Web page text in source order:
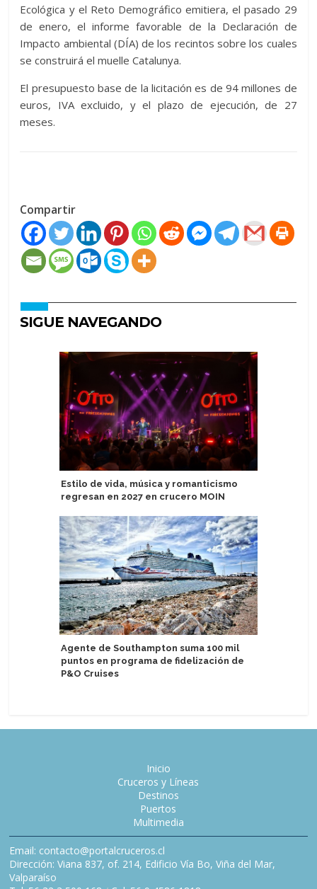
Ecológica y el Reto Demográfico emitiera, el pasado 29
de enero, el informe favorable de la Declaración de
Impacto ambiental (DÍA) de los recintos sobre los cuales
se construirá el muelle Catalunya.
El presupuesto base de la licitación es de 94 millones de
euros, IVA excluido, y el plazo de ejecución, de 27
meses.
Compartir
SIGUE NAVEGANDO
Estilo de vida, música y romanticismo
regresan en 2027 en crucero MOIN
Agente de Southampton suma 100 mil
puntos en programa de fidelización de
P&O Cruises
Inicio
Cruceros y Líneas
Destinos
Puertos
Multimedia
Email: contacto@portalcruceros.cl
Dirección: Viana 837, of. 214, Edificio Vía Bo, Viña del Mar,
Valparaíso